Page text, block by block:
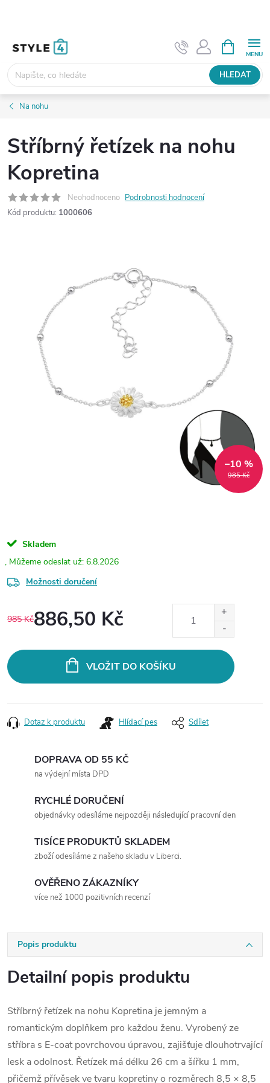
HLEDAT
NÁKUPNÍ
KOŠÍK
Na nohu
Stříbrný řetízek na nohu
Kopretina
Neohodnoceno Podrobnosti hodnocení
Kód produktu: 1000606
985 Kč
–10 %
Skladem
6.8.2026
Možnosti doručení
985 Kč886,50 Kč
VLOŽIT DO KOŠÍKU
Dotaz k produktu Hlídací pes Sdílet
DOPRAVA OD 55 KČ
na výdejní místa DPD
RYCHLÉ DORUČENÍ
objednávky odesíláme nejpozději následující pracovní den
TISÍCE PRODUKTŮ SKLADEM
zboží odesíláme z našeho skladu v Liberci.
OVĚŘENO ZÁKAZNÍKY
více než 1000 pozitivních recenzí
Popis produktu
Detailní popis produktu
Stříbrný řetízek na nohu Kopretina je jemným a
romantickým doplňkem pro každou ženu. Vyrobený ze
stříbra s E-coat povrchovou úpravou, zajišťuje dlouhotrvající
lesk a odolnost. Řetízek má délku 26 cm a šířku 1 mm,
přičemž přívěsek ve tvaru kopretiny o rozměrech 8,5 × 8,5